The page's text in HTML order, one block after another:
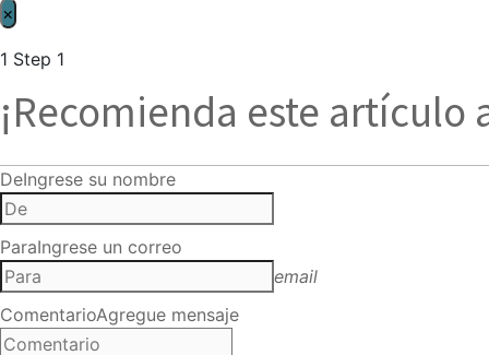
×
1 Step 1
¡Recomienda este artículo
DeIngrese su nombre
ParaIngrese un correo
email
ComentarioAgregue mensaje